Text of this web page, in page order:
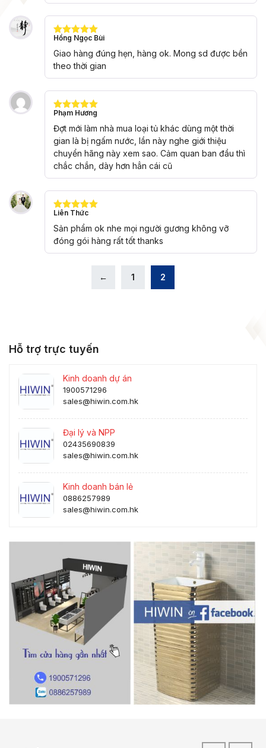
Được xếp
hạng 5 5
sao
Hồng Ngọc Bùi
Giao hàng đúng hẹn, hàng ok. Mong sd được bền
theo thời gian
Được xếp
hạng
5
sao
Phạm Hương
Đợt mới làm nhà mua loại tủ khác dùng một thời
gian là bị ngấm nước, lần này nghe giới thiệu
chuyển hãng này xem sao. Cảm quan ban đầu thì
chắc chắn, dày hơn hẳn cái cũ
Được xếp
hạng
5 5
sao
Liên Thức
Sản phẩm ok nhe mọi người gương không vỡ
đóng gói hàng rất tốt thanks
← 1 2
Hỗ trợ trực tuyến
Kinh doanh dự án
1900571296
sales@hiwin.com.hk
Đại lý và NPP
02435690839
sales@hiwin.com.hk
Kinh doanh bán lẻ
0886257989
sales@hiwin.com.hk